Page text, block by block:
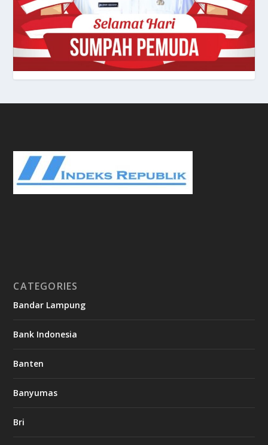
CATEGORIES
Bandar Lampung
Bank Indonesia
Banten
Banyumas
Bri